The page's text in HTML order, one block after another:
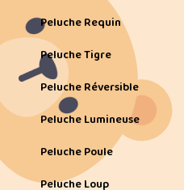
Peluche Requin
Peluche Tigre
Peluche Réversible
Peluche Lumineuse
Peluche Poule
Peluche Loup